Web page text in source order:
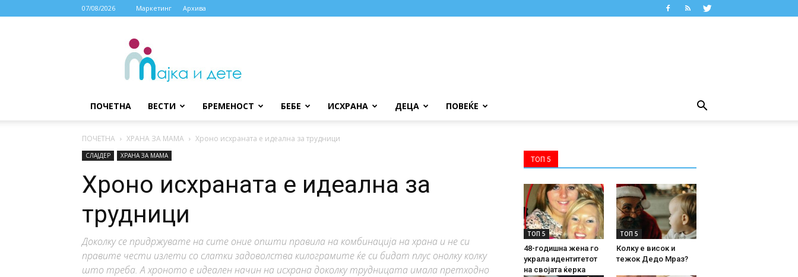
07/08/2026 Маркетинг Архива
МАЈКА
ДЕТЕ
ПОЧЕТНА ВЕСТИ БРЕМЕНОСТ БЕБЕ ИСХРАНА ДЕЦА ПОВЕЌЕ
ПОЧЕТНА ХРАНА ЗА МАМА Хроно исхраната е идеална за трудници
СЛАЈДЕР ХРАНА ЗА МАМА
Хроно исхраната е идеална за
трудници
Доколку се придржувате на сите оние општи правила на комбинација на храна и не си
правите чести излети со слатки задоволства килограмите ќе си бидат плус онолку колку
што треба. А хроното е идеален начин на исхрана доколку трудницата имала претходно
ТОП 5
ТОП 5
48-годишна жена го
украла идентитетот
на својата ќерка
ТОП 5
Колку е висок и
тежок Дедо Мраз?